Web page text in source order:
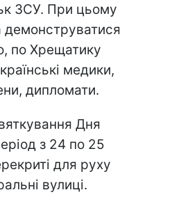
ЗСУ. При цьому
демонструватися
по Хрещатику
медики,
дипломати.
Дня
з 24 по 25
для руху
вулиці.